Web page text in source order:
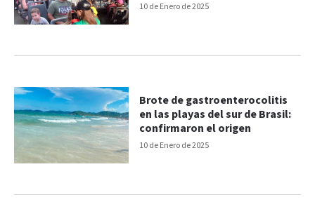
10 de Enero de 2025
10 de Enero de 2025
Brote de gastroenterocolitis
en las playas del sur de Brasil:
confirmaron el origen